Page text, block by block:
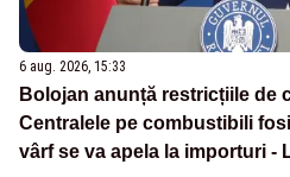
6 aug. 2026, 15:33
Bolojan anunță restricțiile de
Centralele pe combustibili
vârf se va apela la importuri -